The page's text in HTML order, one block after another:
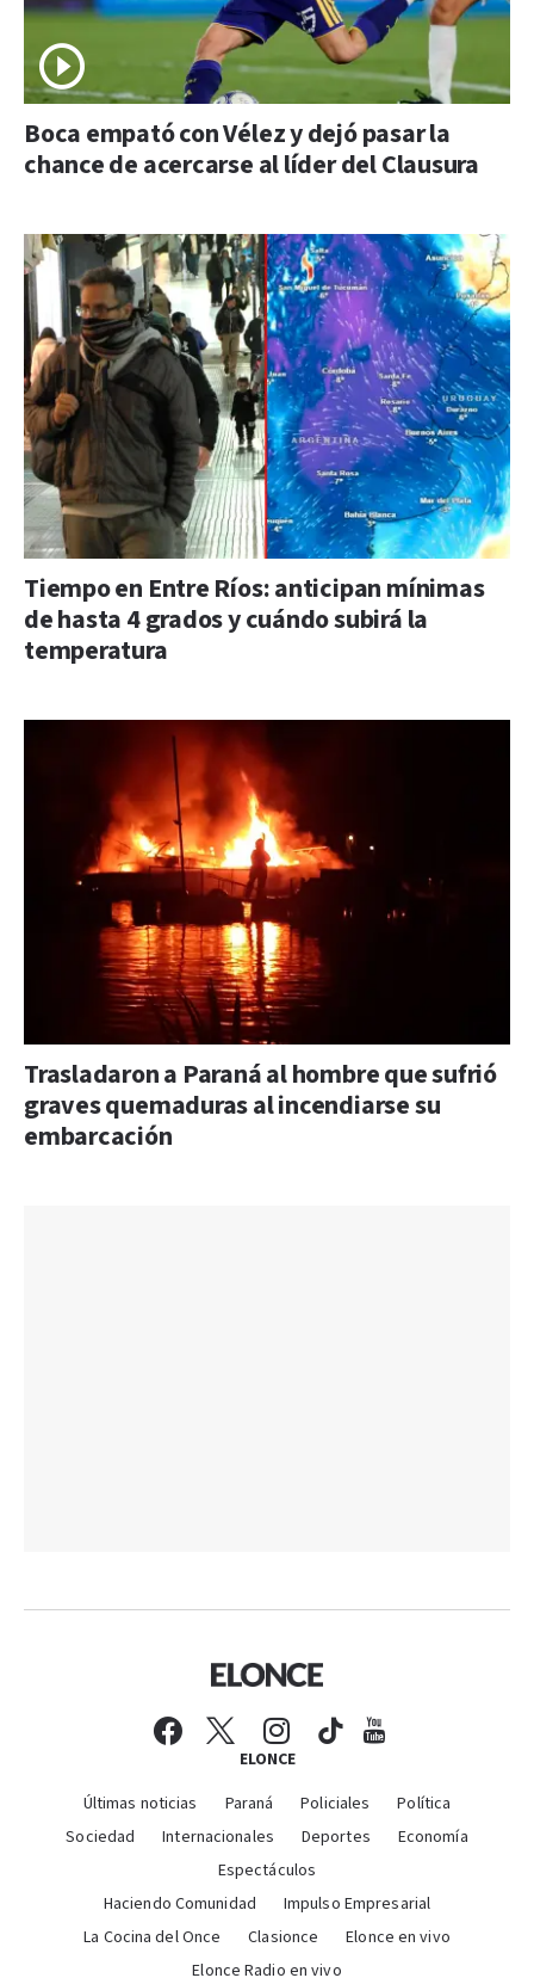
Boca empató con Vélez y dejó pasar la
chance de acercarse al líder del Clausura
Tiempo en Entre Ríos: anticipan mínimas
de hasta 4 grados y cuándo subirá la
temperatura
Trasladaron a Paraná al hombre que sufrió
graves quemaduras al incendiarse su
embarcación
ELONCE
Últimas noticias Paraná Policiales
Política
Sociedad
Internacionales Deportes
Economía
Espectáculos
Haciendo Comunidad
Impulso Empresarial
La Cocina del Once
Clasionce
Elonce en vivo
Elonce Radio en vivo